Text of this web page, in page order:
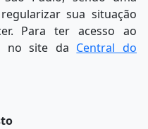
sua situação
Para ter acesso ao
no site da Central do